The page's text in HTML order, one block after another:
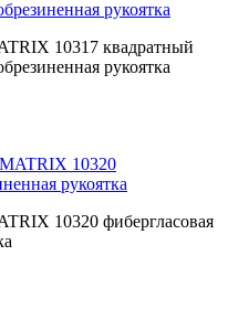
10317 квадратный
рукоятка
10320 фибергласовая